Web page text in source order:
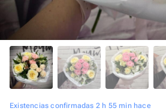
Existencias confirmadas 2 h 55 min hace